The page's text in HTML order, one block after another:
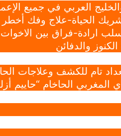
العربي في جميع
الحياة-علاج وفك
ارادة-فراق بين
والدفائن
تام للكشف وعلاجات
المغربي الحاخام “حاييم